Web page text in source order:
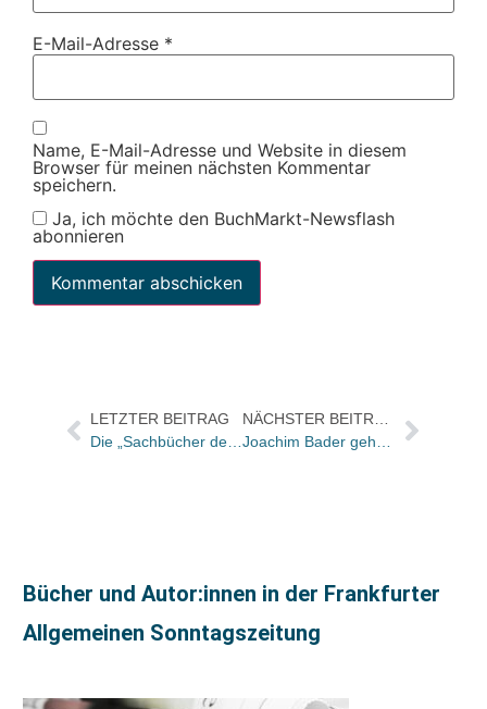
E-Mail-Adresse *
Name, E-Mail-Adresse und Website in diesem
Browser für meinen nächsten Kommentar
speichern.
Ja, ich möchte den BuchMarkt-Newsflash
abonnieren
LETZTER BEITRAG
Die „Sachbücher des Monats Juni 2023“
NÄCHSTER BEITRAG
Joachim Bader geht in den Ruhestand
Bücher und Autor:innen in der Frankfurter
Allgemeinen Sonntagszeitung